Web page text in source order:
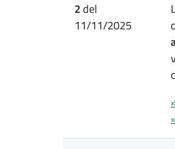
2 del
11/11/2025